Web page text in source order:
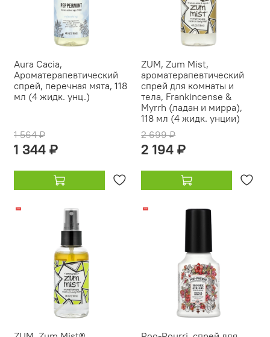
Aura Cacia,
Ароматерапевтический
спрей, перечная мята, 118
мл (4 жидк. унц.)
1 564 ₽
1 344 ₽
ZUM, Zum Mist,
ароматерапевтический
спрей для комнаты и
тела, Frankincense &
Myrrh (ладан и мирра),
118 мл (4 жидк. унции)
2 699 ₽
2 194 ₽
-13% -18%